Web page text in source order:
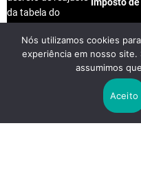
2 years
Lei
que Lula
Nós utilizamos cookies
experiência em nosso
assumimos
Aceito